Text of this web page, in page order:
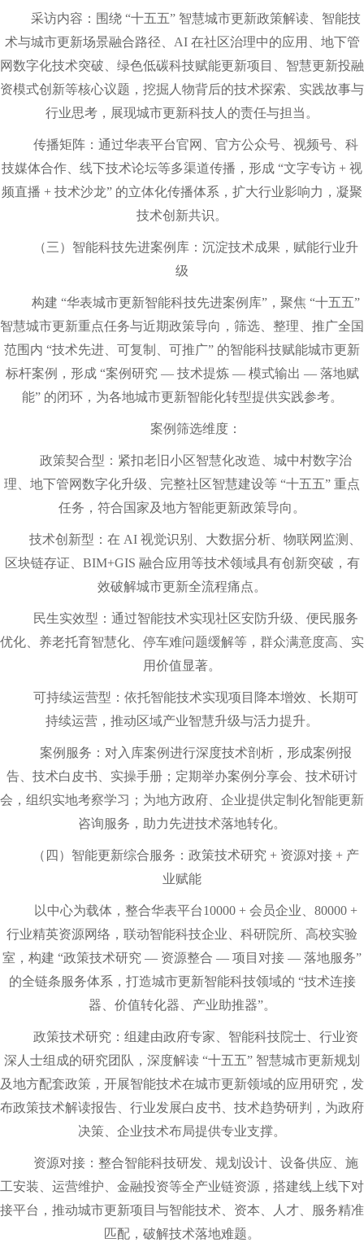
采访内容：围绕 “十五五” 智慧城市更新政策解读、智能技
术与城市更新场景融合路径、AI 在社区治理中的应用、地下管
网数字化技术突破、绿色低碳科技赋能更新项目、智慧更新投融
资模式创新等核心议题，挖掘人物背后的技术探索、实践故事与
行业思考，展现城市更新科技人的责任与担当。
传播矩阵：通过华表平台官网、官方公众号、视频号、科
技媒体合作、线下技术论坛等多渠道传播，形成 “文字专访 + 视
频直播 + 技术沙龙” 的立体化传播体系，扩大行业影响力，凝聚
技术创新共识。
（三）智能科技先进案例库：沉淀技术成果，赋能行业升
级
构建 “华表城市更新智能科技先进案例库”，聚焦 “十五五”
智慧城市更新重点任务与近期政策导向，筛选、整理、推广全国
范围内 “技术先进、可复制、可推广” 的智能科技赋能城市更新
标杆案例，形成 “案例研究 — 技术提炼 — 模式输出 — 落地赋
能” 的闭环，为各地城市更新智能化转型提供实践参考。
案例筛选维度：
政策契合型：紧扣老旧小区智慧化改造、城中村数字治
理、地下管网数字化升级、完整社区智慧建设等 “十五五” 重点
任务，符合国家及地方智能更新政策导向。
技术创新型：在 AI 视觉识别、大数据分析、物联网监测、
区块链存证、BIM+GIS 融合应用等技术领域具有创新突破，有
效破解城市更新全流程痛点。
民生实效型：通过智能技术实现社区安防升级、便民服务
优化、养老托育智慧化、停车难问题缓解等，群众满意度高、实
用价值显著。
可持续运营型：依托智能技术实现项目降本增效、长期可
持续运营，推动区域产业智慧升级与活力提升。
案例服务：对入库案例进行深度技术剖析，形成案例报
告、技术白皮书、实操手册；定期举办案例分享会、技术研讨
会，组织实地考察学习；为地方政府、企业提供定制化智能更新
咨询服务，助力先进技术落地转化。
（四）智能更新综合服务：政策技术研究 + 资源对接 + 产
业赋能
以中心为载体，整合华表平台10000 + 会员企业、80000 +
行业精英资源网络，联动智能科技企业、科研院所、高校实验
室，构建 “政策技术研究 — 资源整合 — 项目对接 — 落地服务”
的全链条服务体系，打造城市更新智能科技领域的 “技术连接
器、价值转化器、产业助推器”。
政策技术研究：组建由政府专家、智能科技院士、行业资
深人士组成的研究团队，深度解读 “十五五” 智慧城市更新规划
及地方配套政策，开展智能技术在城市更新领域的应用研究，发
布政策技术解读报告、行业发展白皮书、技术趋势研判，为政府
决策、企业技术布局提供专业支撑。
资源对接：整合智能科技研发、规划设计、设备供应、施
工安装、运营维护、金融投资等全产业链资源，搭建线上线下对
接平台，推动城市更新项目与智能技术、资本、人才、服务精准
匹配，破解技术落地难题。